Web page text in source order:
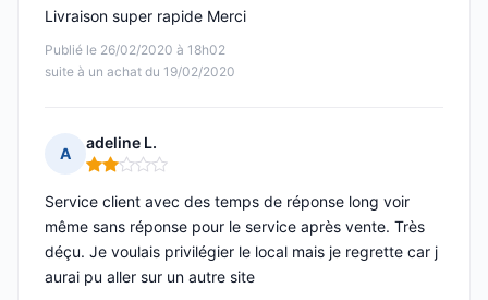
Publié le 26/02/2020 à 18h02
suite à un achat du 19/02/2020
Livraison super rapide Merci
A
adeline L.
Note : 2 sur 5
Service client avec des temps de réponse long voir
même sans réponse pour le service après vente. Très
déçu. Je voulais privilégier le local mais je regrette car j
aurai pu aller sur un autre site